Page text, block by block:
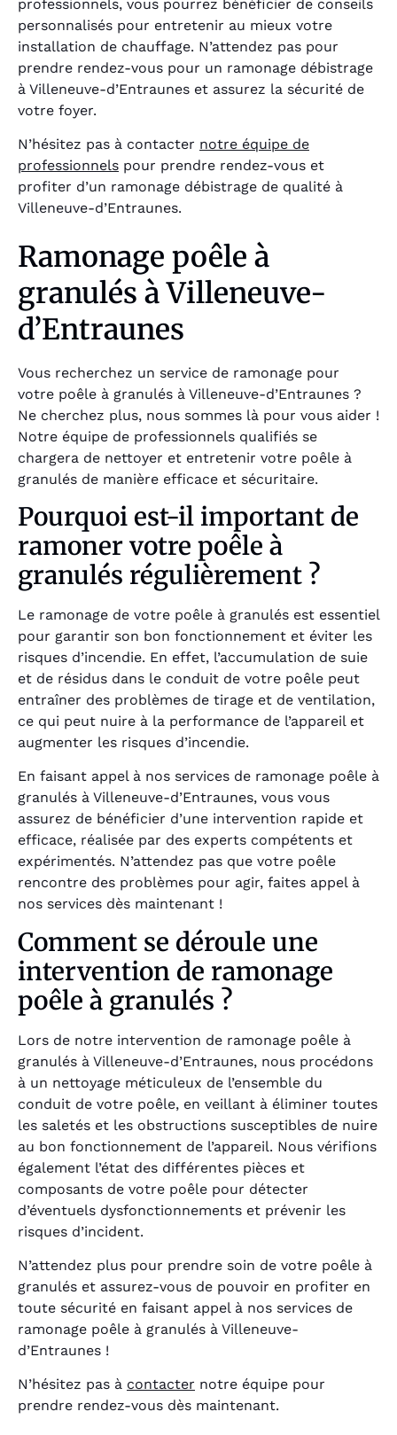
professionnels, vous pourrez bénéficier de conseils
personnalisés pour entretenir au mieux votre
installation de chauffage. N’attendez pas pour
prendre rendez-vous pour un ramonage débistrage
à Villeneuve-d’Entraunes et assurez la sécurité de
votre foyer.
N’hésitez pas à contacter notre équipe de
professionnels pour prendre rendez-vous et
profiter d’un ramonage débistrage de qualité à
Villeneuve-d’Entraunes.
Ramonage poêle à
granulés à Villeneuve-
d’Entraunes
Vous recherchez un service de ramonage pour
votre poêle à granulés à Villeneuve-d’Entraunes ?
Ne cherchez plus, nous sommes là pour vous aider !
Notre équipe de professionnels qualifiés se
chargera de nettoyer et entretenir votre poêle à
granulés de manière efficace et sécuritaire.
Pourquoi est-il important de
ramoner votre poêle à
granulés régulièrement ?
Le ramonage de votre poêle à granulés est essentiel
pour garantir son bon fonctionnement et éviter les
risques d’incendie. En effet, l’accumulation de suie
et de résidus dans le conduit de votre poêle peut
entraîner des problèmes de tirage et de ventilation,
ce qui peut nuire à la performance de l’appareil et
augmenter les risques d’incendie.
En faisant appel à nos services de ramonage poêle à
granulés à Villeneuve-d’Entraunes, vous vous
assurez de bénéficier d’une intervention rapide et
efficace, réalisée par des experts compétents et
expérimentés. N’attendez pas que votre poêle
rencontre des problèmes pour agir, faites appel à
nos services dès maintenant !
Comment se déroule une
intervention de ramonage
poêle à granulés ?
Lors de notre intervention de ramonage poêle à
granulés à Villeneuve-d’Entraunes, nous procédons
à un nettoyage méticuleux de l’ensemble du
conduit de votre poêle, en veillant à éliminer toutes
les saletés et les obstructions susceptibles de nuire
au bon fonctionnement de l’appareil. Nous vérifions
également l’état des différentes pièces et
composants de votre poêle pour détecter
d’éventuels dysfonctionnements et prévenir les
risques d’incident.
N’attendez plus pour prendre soin de votre poêle à
granulés et assurez-vous de pouvoir en profiter en
toute sécurité en faisant appel à nos services de
ramonage poêle à granulés à Villeneuve-
d’Entraunes !
N’hésitez pas à contacter notre équipe pour
prendre rendez-vous dès maintenant.